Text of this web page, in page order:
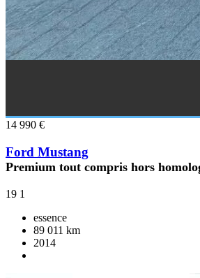
14 990 €
Ford Mustang
Premium tout compris hors
19 1
essence
89 011 km
2014